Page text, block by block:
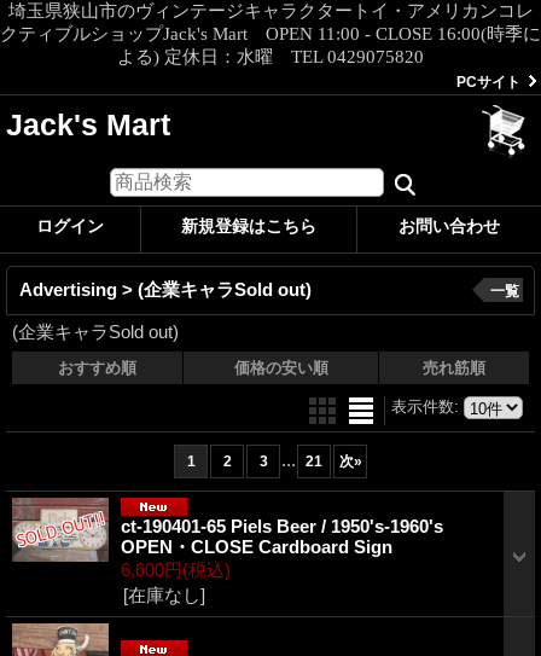
埼玉県狭山市のヴィンテージキャラクタートイ・アメリカンコレ
クティブルショップJack's Mart OPEN 11:00 - CLOSE 16:00(時季に
よる) 定休日：水曜 TEL 0429075820
PCサイト
Jack's Mart
ログイン 新規登録はこちら お問い合わせ
Advertising > (企業キャラSold out)
(企業キャラSold out)
一覧
おすすめ順 価格の安い順 売れ筋順
表示件数:
1 2 3 ... 21 次»
ct-190401-65 Piels Beer / 1950's-1960's
OPEN・CLOSE Cardboard Sign
6,600円(税込)
[在庫なし]